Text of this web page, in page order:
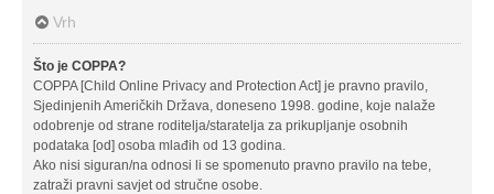
Vrh
Što je COPPA?
COPPA [Child Online Privacy and Protection Act] je pravno pravilo,
Sjedinjenih Američkih Država, doneseno 1998. godine, koje nalaže
odobrenje od strane roditelja/staratelja za prikupljanje osobnih
podataka [od] osoba mlađih od 13 godina.
Ako nisi siguran/na odnosi li se spomenuto pravno pravilo na tebe,
zatraži pravni savjet od stručne osobe.